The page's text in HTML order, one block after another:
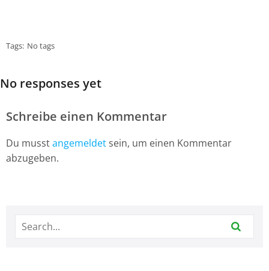
Tags: No tags
No responses yet
Schreibe einen Kommentar
Du musstangemeldet sein, um einen Kommentar
abzugeben.